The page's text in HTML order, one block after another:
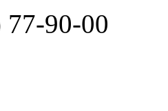
77-90-00